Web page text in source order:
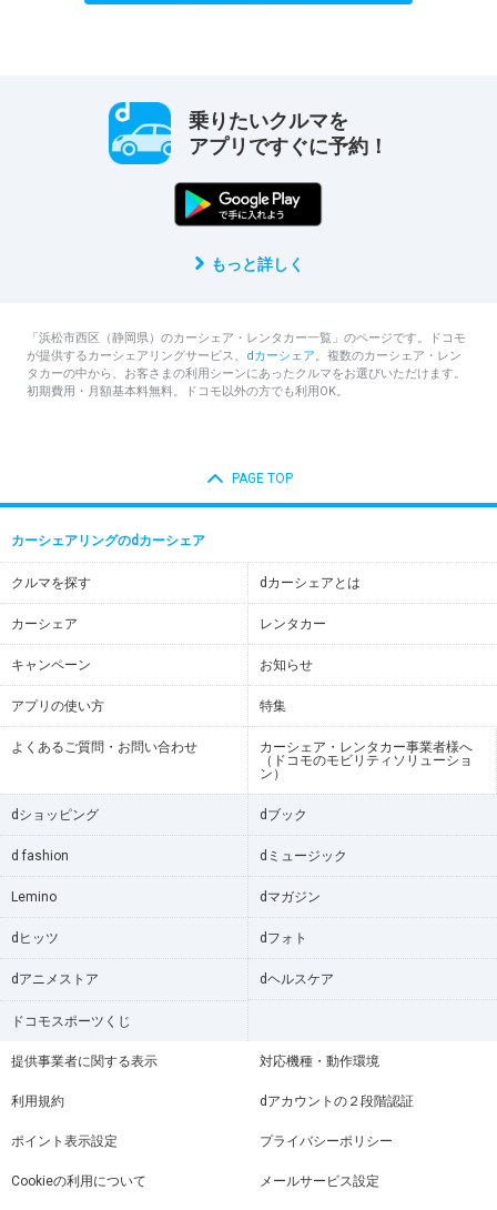
乗りたいクルマを
アプリですぐに予約！
もっと詳しく
「浜松市西区（静岡県）のカーシェア・レンタカー一覧」のページです。ドコモ
が提供するカーシェアリングサービス、 dカーシェア。複数のカーシェア・レン
タカーの中から、お客さまの利用シーンにあったクルマをお選びいただけます。
初期費用・月額基本料無料。ドコモ以外の方でも利用OK。
PAGE TOP
カーシェアリングのdカーシェア
クルマを探す dカーシェアとは
カーシェア レンタカー
キャンペーン お知らせ
アプリの使い方 特集
よくあるご質問・お問い合わせ
カーシェア・レンタカー事業者様へ
（ドコモのモビリティソリューショ
ン）
dショッピング dブック
d fashion dミュージック
Lemino dマガジン
dヒッツ dフォト
dアニメストア dヘルスケア
ドコモスポーツくじ
提供事業者に関する表示 対応機種・動作環境
利用規約 dアカウントの２段階認証
ポイント表示設定 プライバシーポリシー
Cookieの利用について メールサービス設定